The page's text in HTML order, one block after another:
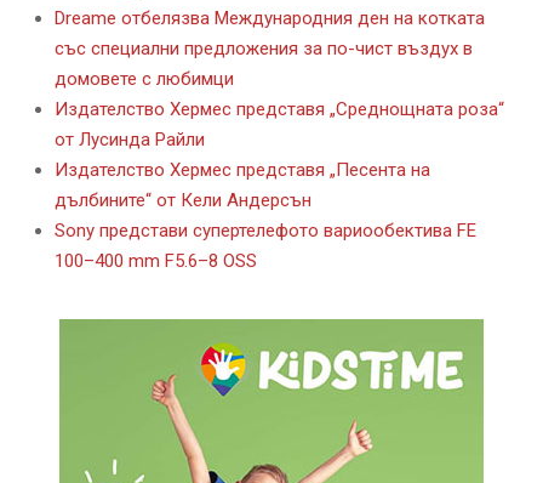
Dreame отбелязва Международния ден на котката
със специални предложения за по-чист въздух в
домовете с любимци
Издателство Хермес представя „Среднощната роза“
от Лусинда Райли
Издателство Хермес представя „Песента на
дълбините“ от Кели Андерсън
Sony представи супертелефото вариообектива FE
100–400 mm F5.6–8 OSS